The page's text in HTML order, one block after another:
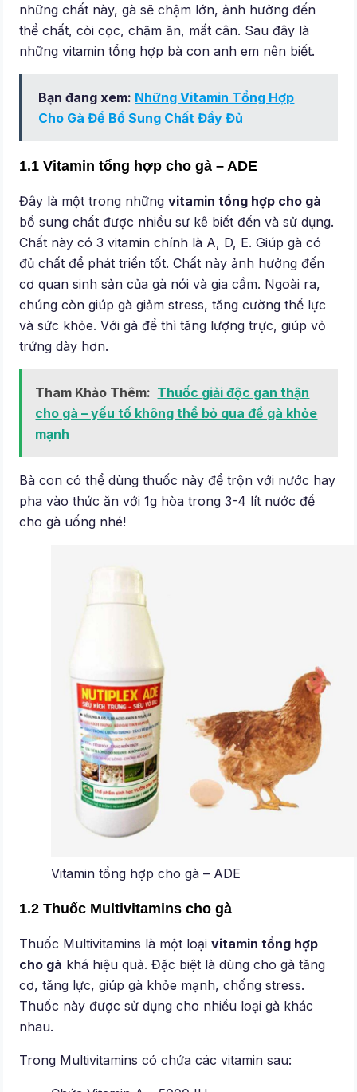
những chất này, gà sẽ chậm lớn, ảnh hưởng đến
thể chất, còi cọc, chậm ăn, mất cân. Sau đây là
những vitamin tổng hợp bà con anh em nên biết.
Bạn đang xem: Những Vitamin Tổng Hợp
Cho Gà Để Bổ Sung Chất Đầy Đủ
1.1 Vitamin tổng hợp cho gà – ADE
Đây là một trong nhữngvitamin tổng hợp cho gà
bổ sung chất được nhiều sư kê biết đến và sử dụng.
Chất này có 3 vitamin chính là A, D, E. Giúp gà có
đủ chất để phát triển tốt. Chất này ảnh hưởng đến
cơ quan sinh sản của gà nói và gia cầm. Ngoài ra,
chúng còn giúp gà giảm stress, tăng cường thể lực
và sức khỏe. Với gà để thì tăng lượng trực, giúp vỏ
trứng dày hơn.
Tham Khảo Thêm: Thuốc giải độc gan thận
cho gà – yếu tố không thể bỏ qua để gà khỏe
mạnh
Bà con có thể dùng thuốc này để trộn với nước hay
pha vào thức ăn với 1g hòa trong 3-4 lít nước để
cho gà uống nhé!
Vitamin tổng hợp cho gà – ADE
1.2 Thuốc Multivitamins cho gà
Thuốc Multivitamins là một loạivitamin tổng hợp
cho gà khá hiệu quả. Đặc biệt là dùng cho gà tăng
cơ, tăng lực, giúp gà khỏe mạnh, chống stress.
Thuốc này được sử dụng cho nhiều loại gà khác
nhau.
Trong Multivitamins có chứa các vitamin sau: